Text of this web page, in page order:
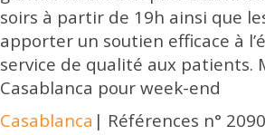
soirs à partir de 19h ainsi que
apporter un soutien efficace à
service de qualité aux patients.
Casablanca pour week-end
Casablanca | Références n°